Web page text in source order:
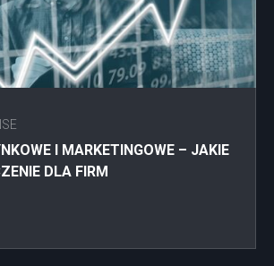
I MARKETINGOWE – JAKIE
DLA FIRM